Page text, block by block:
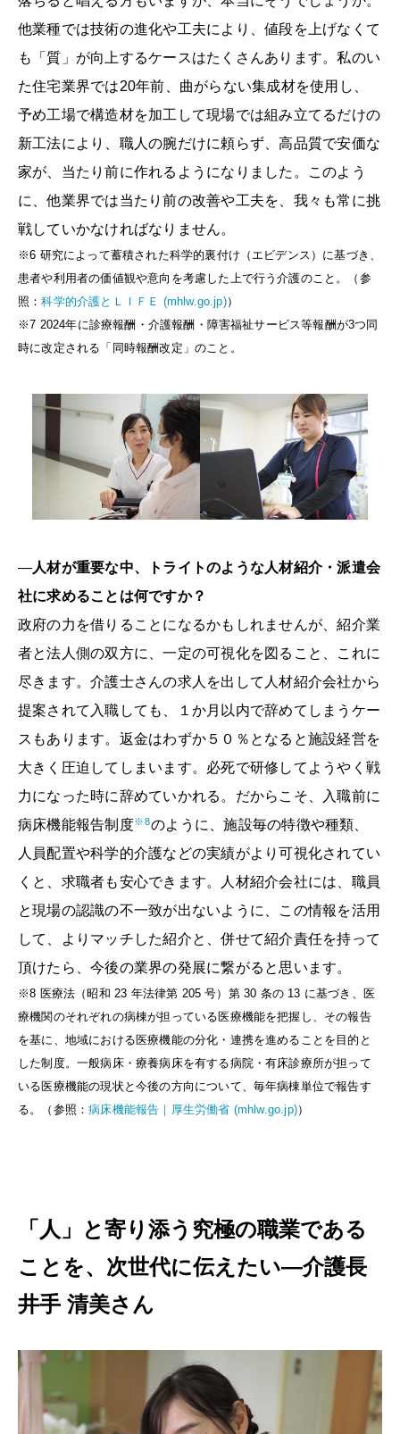
他業種では技術の進化や工夫により、値段を上げなくて
も「質」が向上するケースはたくさんあります。私のい
た住宅業界では20年前、曲がらない集成材を使用し、
予め工場で構造材を加工して現場では組み立てるだけの
新工法により、職人の腕だけに頼らず、高品質で安価な
家が、当たり前に作れるようになりました。このよう
に、他業界では当たり前の改善や工夫を、我々も常に挑
戦していかなければなりません。
※6 研究によって蓄積された科学的裏付け（エビデンス）に基づき、
患者や利用者の価値観や意向を考慮した上で行う介護のこと。（参
照：科学的介護とＬＩＦＥ (mhlw.go.jp)）
※7 2024年に診療報酬・介護報酬・障害福祉サービス等報酬が3つ同
時に改定される「同時報酬改定」のこと。
―人材が重要な中、トライトのような人材紹介・派遣会
社に求めることは何ですか？
政府の力を借りることになるかもしれませんが、紹介業
者と法人側の双方に、一定の可視化を図ること、これに
尽きます。介護士さんの求人を出して人材紹介会社から
提案されて入職しても、１か月以内で辞めてしまうケー
スもあります。返金はわずか５０％となると施設経営を
大きく圧迫してしまいます。必死で研修してようやく戦
力になった時に辞めていかれる。だからこそ、入職前に
病床機能報告制度※8のように、施設毎の特徴や種類、
人員配置や科学的介護などの実績がより可視化されてい
くと、求職者も安心できます。人材紹介会社には、職員
と現場の認識の不一致が出ないように、この情報を活用
して、よりマッチした紹介と、併せて紹介責任を持って
頂けたら、今後の業界の発展に繋がると思います。
※8 医療法（昭和 23 年法律第 205 号）第 30 条の 13 に基づき、医
療機関のそれぞれの病棟が担っている医療機能を把握し、その報告
を基に、地域における医療機能の分化・連携を進めることを目的と
した制度。一般病床・療養病床を有する病院・有床診療所が担って
いる医療機能の現状と今後の方向について、毎年病棟単位で報告す
る。（参照：病床機能報告｜厚生労働省 (mhlw.go.jp)）
「人」と寄り添う究極の職業である
ことを、次世代に伝えたい―介護長
井手 清美さん